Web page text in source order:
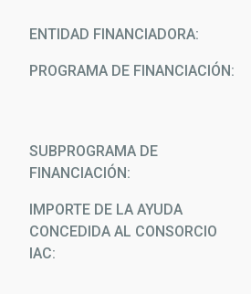
ENTIDAD FINANCIADORA
PROGRAMA DE FINANCIACIÓN
SUBPROGRAMA DE
FINANCIACIÓN
IMPORTE DE LA AYUDA
CONCEDIDA AL CONSORCIO
IAC